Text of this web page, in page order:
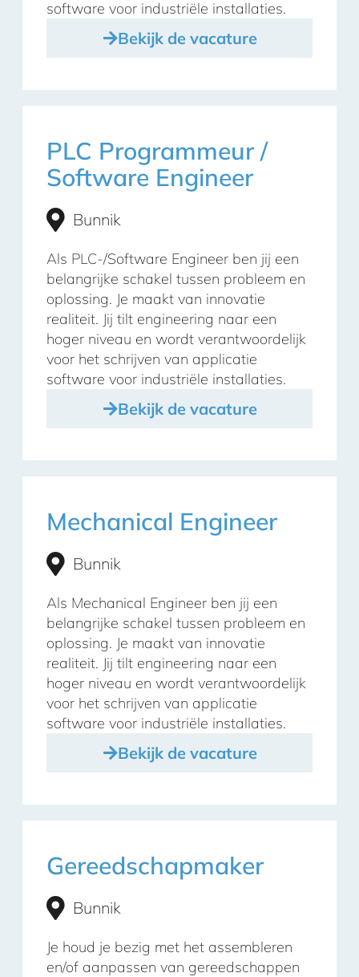
software voor industriële installaties.
Bekijk de vacature
PLC Programmeur /
Software Engineer
Bunnik
Als PLC-/Software Engineer ben jij een
belangrijke schakel tussen probleem en
oplossing. Je maakt van innovatie
realiteit. Jij tilt engineering naar een
hoger niveau en wordt verantwoordelijk
voor het schrijven van applicatie
software voor industriële installaties.
Bekijk de vacature
Mechanical Engineer
Bunnik
Als Mechanical Engineer ben jij een
belangrijke schakel tussen probleem en
oplossing. Je maakt van innovatie
realiteit. Jij tilt engineering naar een
hoger niveau en wordt verantwoordelijk
voor het schrijven van applicatie
software voor industriële installaties.
Bekijk de vacature
Gereedschapmaker
Bunnik
Je houd je bezig met het assembleren
en/of aanpassen van gereedschappen